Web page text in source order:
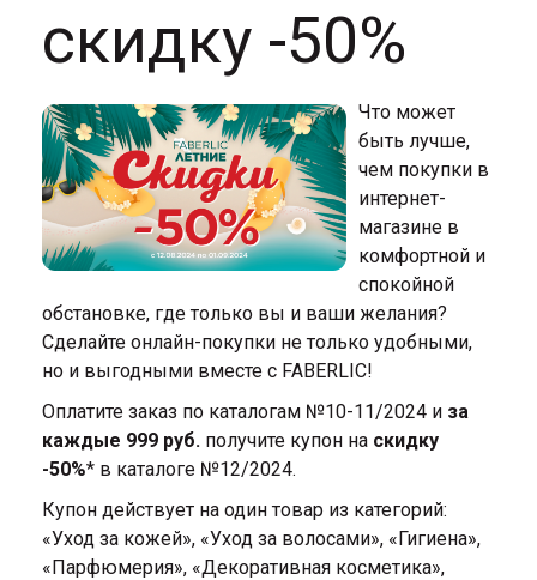
скидку -50%
Что может
быть лучше,
чем покупки в
интернет-
магазине в
комфортной и
спокойной
обстановке, где только вы и ваши желания?
Сделайте онлайн-покупки не только удобными,
но и выгодными вместе с FABERLIC!
Оплатите заказ по каталогам №10-11/2024 и за
каждые 999 руб. получите купон на скидку
-50%* в каталоге №12/2024.
Купон действует на один товар из категорий:
«Уход за кожей», «Уход за волосами», «Гигиена»,
«Парфюмерия», «Декоративная косметика»,